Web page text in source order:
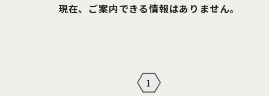
現在、ご案内できる情報はありません。
1